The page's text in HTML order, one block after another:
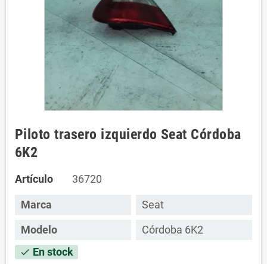
Piloto trasero izquierdo Seat Córdoba
6K2
Artículo 36720
Marca
Seat
Modelo
Córdoba 6K2
check En stock